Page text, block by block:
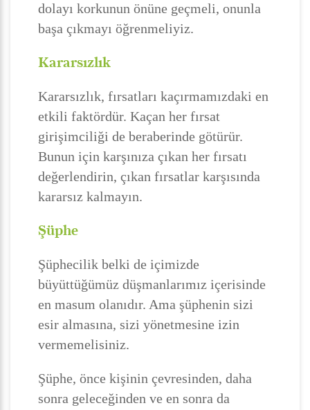
dolayı korkunun önüne geçmeli, onunla
başa çıkmayı öğrenmeliyiz.
Kararsızlık
Kararsızlık, fırsatları kaçırmamızdaki en
etkili faktördür. Kaçan her fırsat
girişimciliği de beraberinde götürür.
Bunun için karşınıza çıkan her fırsatı
değerlendirin, çıkan fırsatlar karşısında
kararsız kalmayın.
Şüphe
Şüphecilik belki de içimizde
büyüttüğümüz düşmanlarımız içerisinde
en masum olanıdır. Ama şüphenin sizi
esir almasına, sizi yönetmesine izin
vermemelisiniz.
Şüphe, önce kişinin çevresinden, daha
sonra geleceğinden ve en sonra da